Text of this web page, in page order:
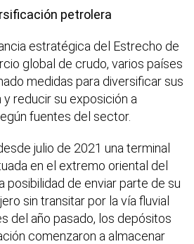
petrolera
estratégica del Estrecho de
global de crudo, varios países
medidas para diversificar sus
reducir su exposición a
fuentes del sector.
julio de 2021 una terminal
en el extremo oriental del
posibilidad de enviar parte de su
sin transitar por la vía fluvial
del año pasado, los depósitos
comenzaron a almacenar